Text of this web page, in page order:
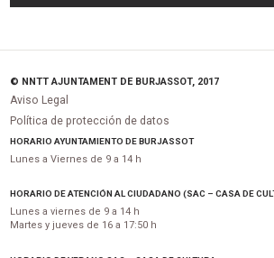
© NNTT AJUNTAMENT DE BURJASSOT, 2017
Aviso Legal
Política de protección de datos
HORARIO AYUNTAMIENTO DE BURJASSOT
Lunes a Viernes de 9 a 14 h
HORARIO DE ATENCIÓN AL CIUDADANO (SAC – CASA DE
Lunes a viernes de 9 a 14 h
Martes y jueves de 16 a 17:50 h